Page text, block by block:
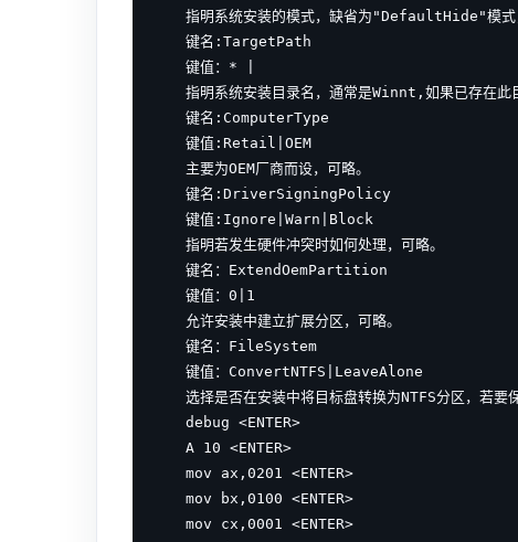
指明系统安装的模式，缺省为"DefaultHide"模式，
键名:TargetPath
键值：* |
指明系统安装目录名，通常是Winnt,如果已存在
键名:ComputerType
键值:Retail|OEM
主要为OEM厂商而设，可略。
键名:DriverSigningPolicy
键值:Ignore|Warn|Block
指明若发生硬件冲突时如何处理，可略。
键名：ExtendOemPartition
键值：0|1
允许安装中建立扩展分区，可略。
键名：FileSystem
键值：ConvertNTFS|LeaveAlone
选择是否在安装中将目标盘转换为NTFS分区，若要
debug <ENTER>
A 10 <ENTER>
mov ax,0201 <ENTER>
mov bx,0100 <ENTER>
mov cx,0001 <ENTER>